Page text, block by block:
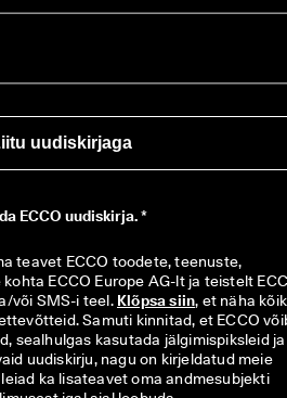
uudiskirjaga
ECCO uudiskirja. *
teavet ECCO toodete, teenuste,
ECCO Europe AG-lt ja teistelt
või SMS-i teel. Klõpsa siin, et näha
Samuti kinnitad, et ECCO
sealhulgas kasutada jälgimispiksleid ja
kohandada sulle saadetavaid uudiskirju, nagu on kirjeldatud meie
ka lisateavet oma andmesubjekti